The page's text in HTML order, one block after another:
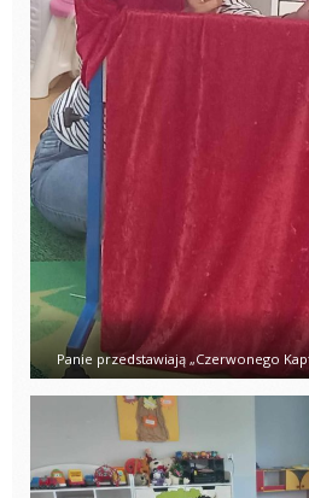
Panie przedstawiają „Czerwonego